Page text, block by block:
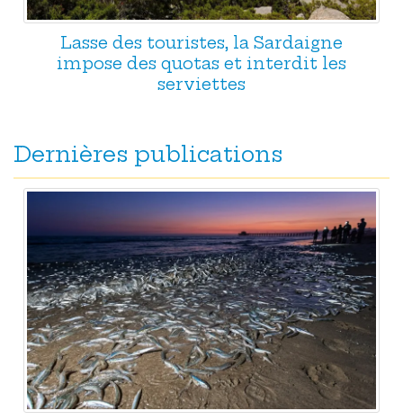
Lasse des touristes, la Sardaigne
impose des quotas et interdit les
serviettes
Dernières publications